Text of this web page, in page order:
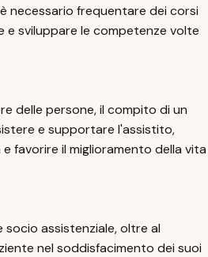
necessario frequentare dei corsi
sviluppare le competenze volte
delle persone, il compito di un
e supportare l'assistito,
favorire il miglioramento della vita
assistenziale, oltre al
nel soddisfacimento dei suoi